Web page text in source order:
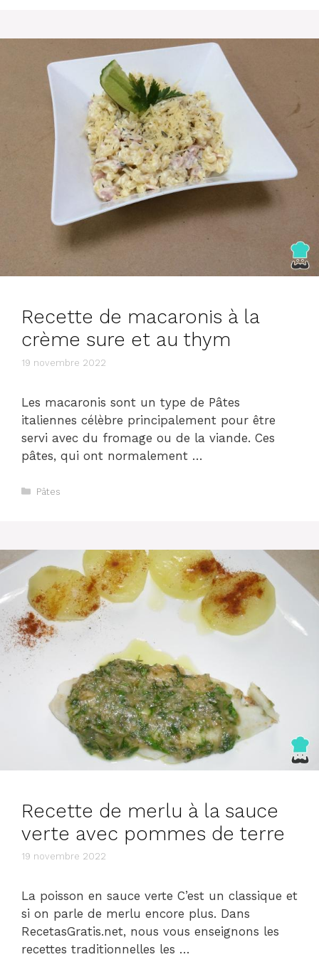
Recette de macaronis à la
crème sure et au thym
19 novembre 2022
Les macaronis sont un type de Pâtes
italiennes célèbre principalement pour être
servi avec du fromage ou de la viande. Ces
pâtes, qui ont normalement …
Catégories
Pâtes
Recette de merlu à la sauce
verte avec pommes de terre
19 novembre 2022
La poisson en sauce verte C’est un classique et
si on parle de merlu encore plus. Dans
RecetasGratis.net, nous vous enseignons les
recettes traditionnelles les …